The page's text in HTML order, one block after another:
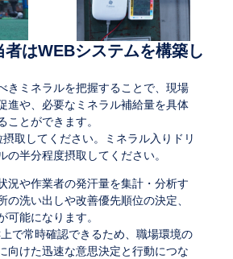
はWEBシステムを構築し
きミネラルを把握することで、現場
進や、必要なミネラル補給量を具体
ことができます。
してください。ミネラル入りドリ
の半分程度摂取してください。
況や作業者の発汗量を集計・分析す
の洗い出しや改善優先順位の決定、
可能になります。
で常時確認できるため、職場環境の
向けた迅速な意思決定と行動につな